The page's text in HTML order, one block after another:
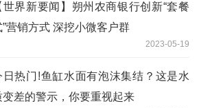
世界新要闻】朔州农商银行创新“套餐
”营销方式 深挖小微客户群
2023-05-19
日热门!鱼缸水面有泡沫集结？这是水
变差的警示，你要重视起来